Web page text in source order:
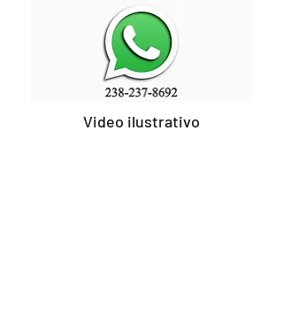
Video ilustrativo